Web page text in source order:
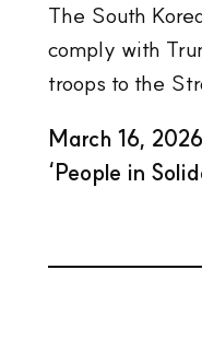
The South
comply with
troops to the
March 16, 2026
‘People in